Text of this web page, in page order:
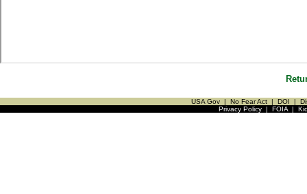
USA Gov | No Fear Act | DOI |
Privacy Policy| FOIA|